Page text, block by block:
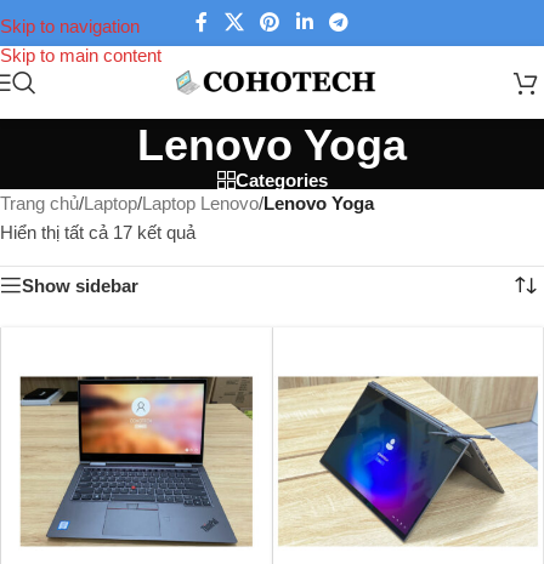
Skip to navigation
Skip to main content
Lenovo Yoga
Categories
Trang chủ/Laptop/Laptop Lenovo/Lenovo Yoga
Hiển thị tất cả 17 kết quả
Show sidebar